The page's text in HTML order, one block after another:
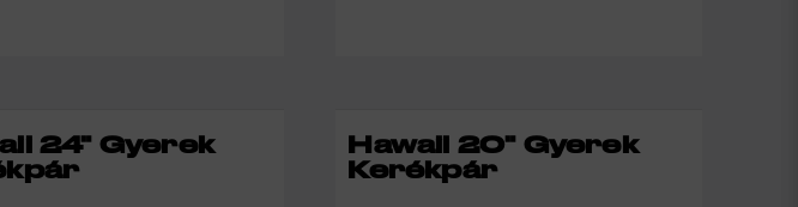
24" Gyerek
Hawaii 20" Gyerek
Kerékpár